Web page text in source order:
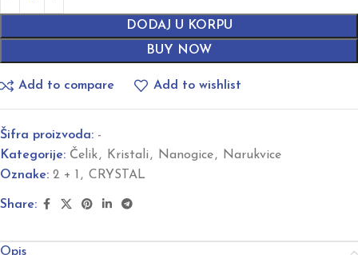
DODAJ U KORPU
BUY NOW
Add to compare Add to wishlist
Šifra proizvoda: -
Kategorije: Čelik, Kristali , Nanogice,
Narukvice
Oznake: 2 + 1 , CRYSTAL
Share:
Opis